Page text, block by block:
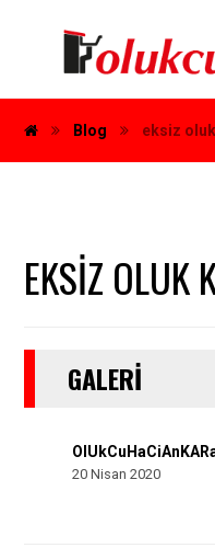
Blog eksiz
EKSIZ OLUK
GALERI
20 Nisan 2020